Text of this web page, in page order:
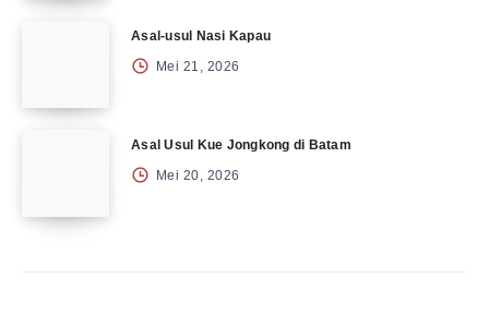
Asal-usul Nasi Kapau
Mei 21, 2026
Asal Usul Kue Jongkong di Batam
Mei 20, 2026